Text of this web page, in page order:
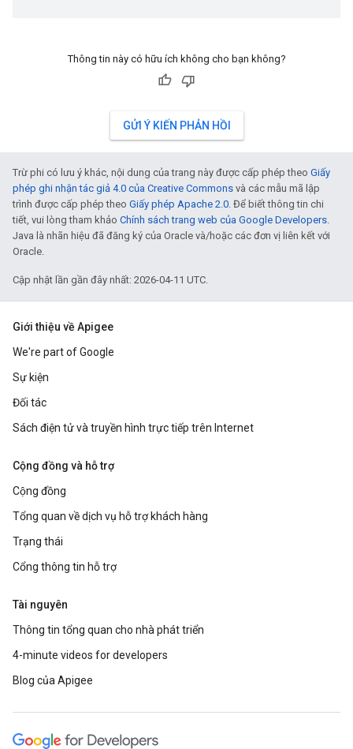
Thông tin này có hữu ích không cho bạn không?
GỬI Ý KIẾN PHẢN HỒI
Trừ phi có lưu ý khác, nội dung của trang này được cấp phép theo Giấy
phép ghi nhận tác giả 4.0 của Creative Commons và các mẫu mã lập
trình được cấp phép theo Giấy phép Apache 2.0. Để biết thông tin chi
tiết, vui lòng tham khảo Chính sách trang web của Google Developers.
Java là nhãn hiệu đã đăng ký của Oracle và/hoặc các đơn vị liên kết với
Oracle.
Cập nhật lần gần đây nhất: 2026-04-11 UTC.
Giới thiệu về Apigee
We're part of Google
Sự kiện
Đối tác
Sách điện tử và truyền hình trực tiếp trên Internet
Cộng đồng và hỗ trợ
Cộng đồng
Tổng quan về dịch vụ hỗ trợ khách hàng
Trạng thái
Cổng thông tin hỗ trợ
Tài nguyên
Thông tin tổng quan cho nhà phát triển
4-minute videos for developers
Blog của Apigee